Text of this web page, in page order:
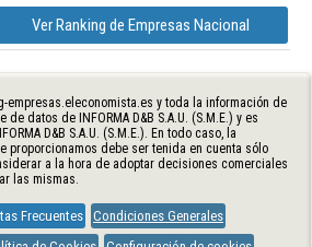
Ver Ranking de Empresas Nacional
empresas.eleconomista.es y toda la información de
datos de INFORMA D&B S.A.U. (S.M.E.) y es
D&B S.A.U. (S.M.E.). En todo caso, la
proporcionamos debe ser tenida en cuenta sólo
a la hora de adoptar decisiones comerciales
las mismas.
Frecuentes
Condiciones Generales